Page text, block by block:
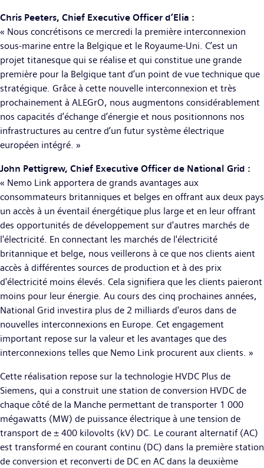
Chris Peeters, Chief Executive Officer d’Elia :
« Nous concrétisons ce mercredi la première interconnexion
sous-marine entre la Belgique et le Royaume-Uni. C’est un
projet titanesque qui se réalise et qui constitue une grande
première pour la Belgique tant d’un point de vue technique que
stratégique. Grâce à cette nouvelle interconnexion et très
prochainement à ALEGrO, nous augmentons considérablement
nos capacités d’échange d’énergie et nous positionnons nos
infrastructures au centre d’un futur système électrique
européen intégré. »
John Pettigrew, Chief Executive Officer de National Grid :
« Nemo Link apportera de grands avantages aux
consommateurs britanniques et belges en offrant aux deux pays
un accès à un éventail énergétique plus large et en leur offrant
des opportunités de développement sur d'autres marchés de
l'électricité. En connectant les marchés de l'électricité
britannique et belge, nous veillerons à ce que nos clients aient
accès à différentes sources de production et à des prix
d'électricité moins élevés. Cela signifiera que les clients paieront
moins pour leur énergie. Au cours des cinq prochaines années,
National Grid investira plus de 2 milliards d'euros dans de
nouvelles interconnexions en Europe. Cet engagement
important repose sur la valeur et les avantages que des
interconnexions telles que Nemo Link procurent aux clients. »
Cette réalisation repose sur la technologie HVDC Plus de
Siemens, qui a construit une station de conversion HVDC de
chaque côté de la Manche permettant de transporter 1 000
mégawatts (MW) de puissance électrique à une tension de
transport de ± 400 kilovolts (kV) DC. Le courant alternatif (AC)
est transformé en courant continu (DC) dans la première station
de conversion et reconverti de DC en AC dans la deuxième